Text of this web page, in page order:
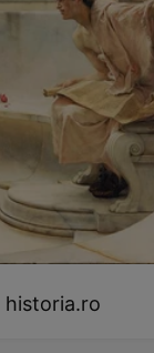
historia.ro